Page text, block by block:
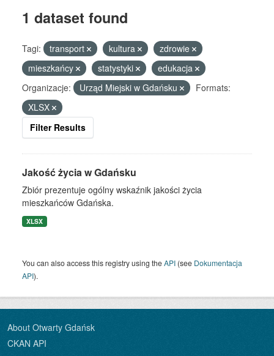
1 dataset found
Tagi: transport kultura
zdrowie
mieszkańcy
statystyki
edukacja
Organizacje:
Urząd Miejski w Gdańsku
Formats:
XLSX
Filter Results
Jakość życia w Gdańsku
Zbiór prezentuje ogólny wskaźnik jakości życia
mieszkańców Gdańska.
XLSX
You can also access this registry using theAPI (see Dokumentacja
API).
About Otwarty Gdańsk
CKAN API